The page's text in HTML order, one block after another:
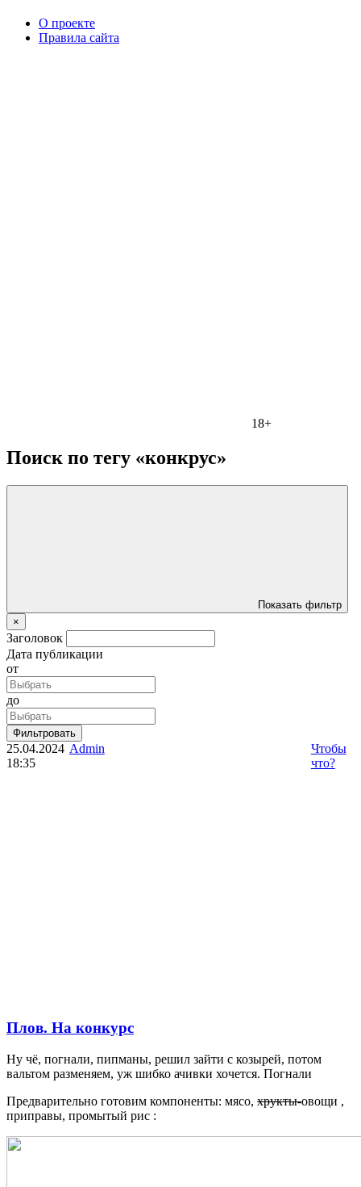
О проекте
Правила сайта
18+
Поиск по тегу «конкрус»
Показать фильтр
×
Заголовок
Дата публикации
от
до
Фильтровать
25.04.2024
18:35
Admin
Чтобы
что?
Плов. На конкурс
Ну чё, погнали, пипманы, решил зайти с козырей, потом
вальтом разменяем, уж шибко ачивки хочется. Погнали
Предварительно готовим компоненты: мясо, хрукты-овощи ,
приправы, промытый рис :